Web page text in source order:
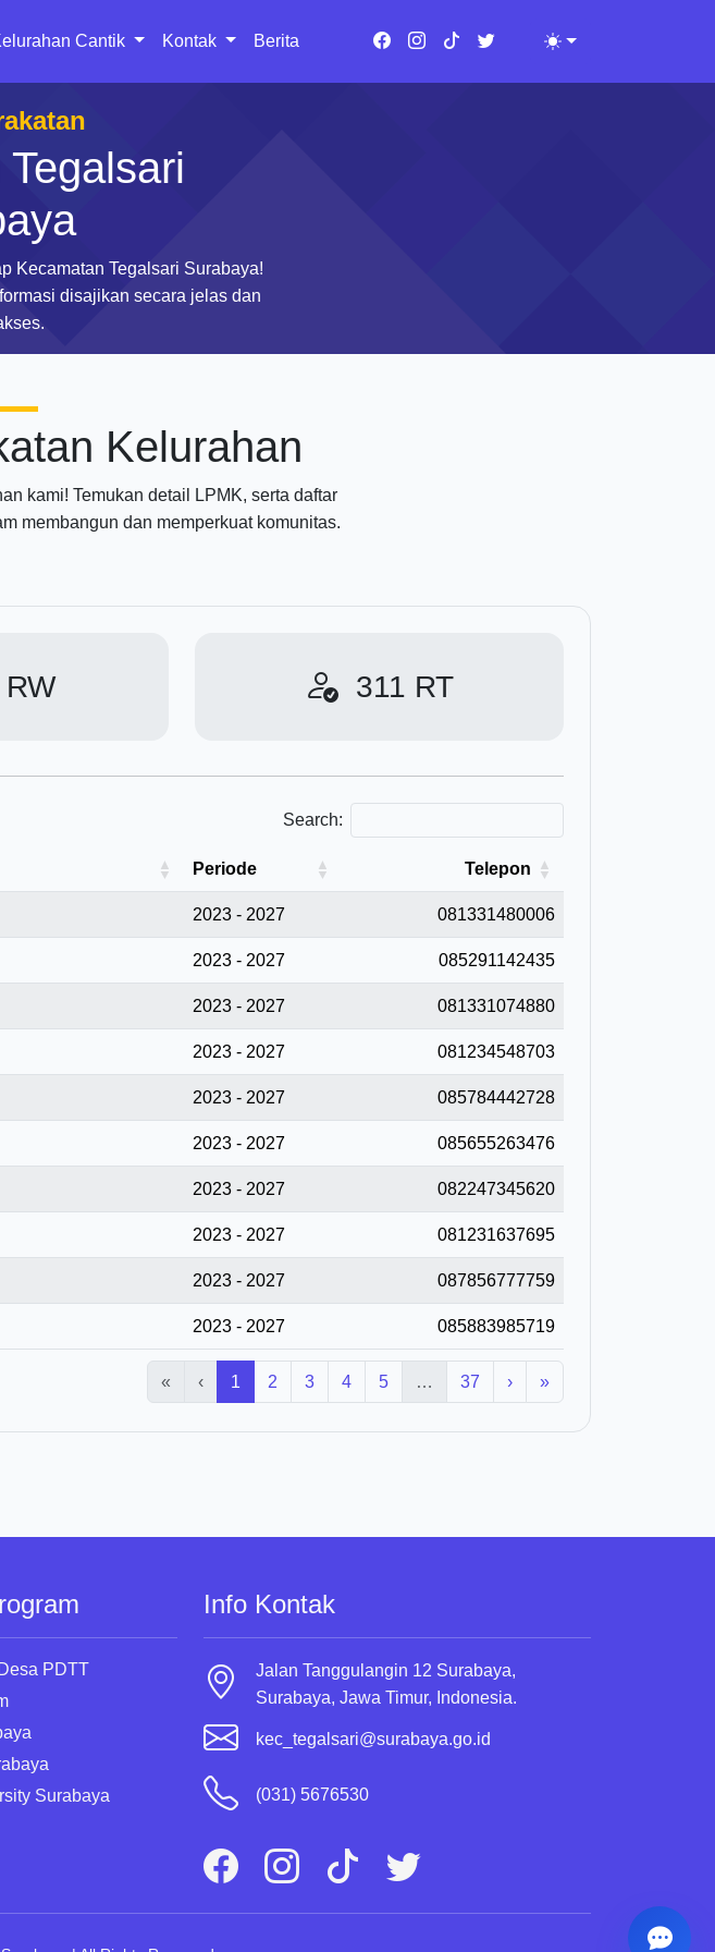
Cantik Kontak Berita
Toggle theme
Kecamatan Tegalsari Surabaya!
disajikan secara jelas dan
Kelurahan
kami! Temukan detail LPMK, serta daftar
membangun dan memperkuat komunitas.
RW 311 RT
Search:
Periode Telepon
2023 - 2027 081331480006
2023 - 2027 085291142435
2023 - 2027 081331074880
2023 - 2027 081234548703
2023 - 2027 085784442728
2023 - 2027 085655263476
2023 - 2027 082247345620
2023 - 2027 081231637695
2023 - 2027 087856777759
2023 - 2027 085883985719
« ‹ 1 2 3 4 5 … 37 › »
PDTT
Surabaya
Info Kontak
Jalan Tanggulangin 12 Surabaya,
Surabaya, Jawa Timur, Indonesia.
kec_tegalsari@surabaya.go.id
(031) 5676530